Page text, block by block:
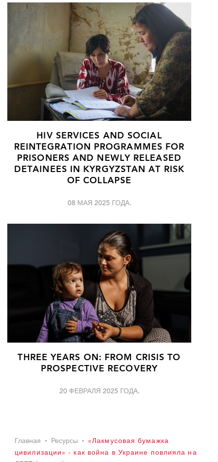
HIV SERVICES AND SOCIAL
REINTEGRATION PROGRAMMES FOR
PRISONERS AND NEWLY RELEASED
DETAINEES IN KYRGYZSTAN AT RISK
OF COLLAPSE
08 МАЯ 2025 ГОДА.
THREE YEARS ON: FROM CRISIS TO
PROSPECTIVE RECOVERY
20 ФЕВРАЛЯ 2025 ГОДА.
Главная Ресурсы
«Лакмусовая бумажка
цивилизации» - как война в Украине повлияла на